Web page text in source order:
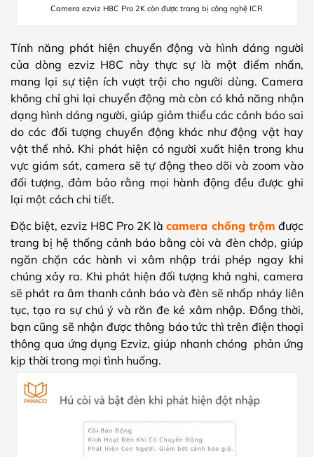
Camera ezviz H8C Pro 2K còn được trang bị công nghệ ICR
Tính năng phát hiện chuyển động và hình dáng người
của dòng ezviz H8C này thực sự là một điểm nhấn,
mang lại sự tiện ích vượt trội cho người dùng. Camera
không chỉ ghi lại chuyển động mà còn có khả năng nhận
dạng hình dáng người, giúp giảm thiểu các cảnh báo sai
do các đối tượng chuyển động khác như động vật hay
vật thể nhỏ. Khi phát hiện có người xuất hiện trong khu
vực giám sát, camera sẽ tự động theo dõi và zoom vào
đối tượng, đảm bảo rằng mọi hành động đều được ghi
lại một cách chi tiết.
Đặc biệt, ezviz H8C Pro 2K làcamera chống trộm được
trang bị hệ thống cảnh báo bằng còi và đèn chớp, giúp
ngăn chặn các hành vi xâm nhập trái phép ngay khi
chúng xảy ra. Khi phát hiện đối tượng khả nghi, camera
sẽ phát ra âm thanh cảnh báo và đèn sẽ nhấp nháy liên
tục, tạo ra sự chú ý và răn đe kẻ xâm nhập. Đồng thời,
bạn cũng sẽ nhận được thông báo tức thì trên điện thoại
thông qua ứng dụng Ezviz, giúp nhanh chóng phản ứng
kịp thời trong mọi tình huống.